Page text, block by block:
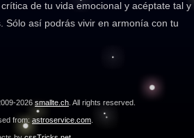
de tu vida emocional y acéptate tal y
Sólo así podrás vivir en armonía con tu
2026 smallte.ch . All rights reserved.
from: astroservice.com